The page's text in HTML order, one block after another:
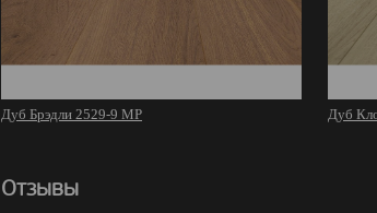
Дуб Брэдли 2529-9 MР Дуб
Отзывы